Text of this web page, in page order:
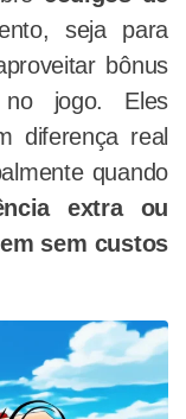
seja para
bônus
jogo. Eles
diferença real
quando
extra ou
sem custos